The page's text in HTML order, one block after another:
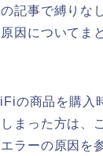
記事で縛りな
因についてま
の商品を購入
まった方は、
ラーの原因を